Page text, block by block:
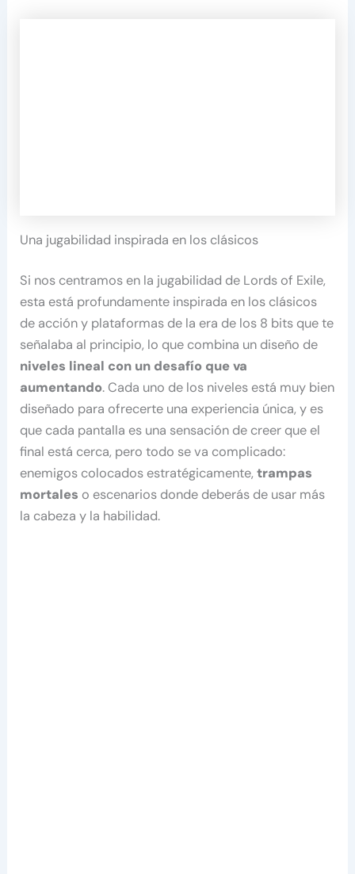
Una jugabilidad inspirada en los clásicos
Si nos centramos en la jugabilidad de Lords of Exile,
esta está profundamente inspirada en los clásicos
de acción y plataformas de la era de los 8 bits que te
señalaba al principio, lo que combina un diseño de
niveles lineal con un desafío que va
aumentando. Cada uno de los niveles está muy bien
diseñado para ofrecerte una experiencia única, y es
que cada pantalla es una sensación de creer que el
final está cerca, pero todo se va complicado:
enemigos colocados estratégicamente,trampas
mortales o escenarios donde deberás de usar más
la cabeza y la habilidad.